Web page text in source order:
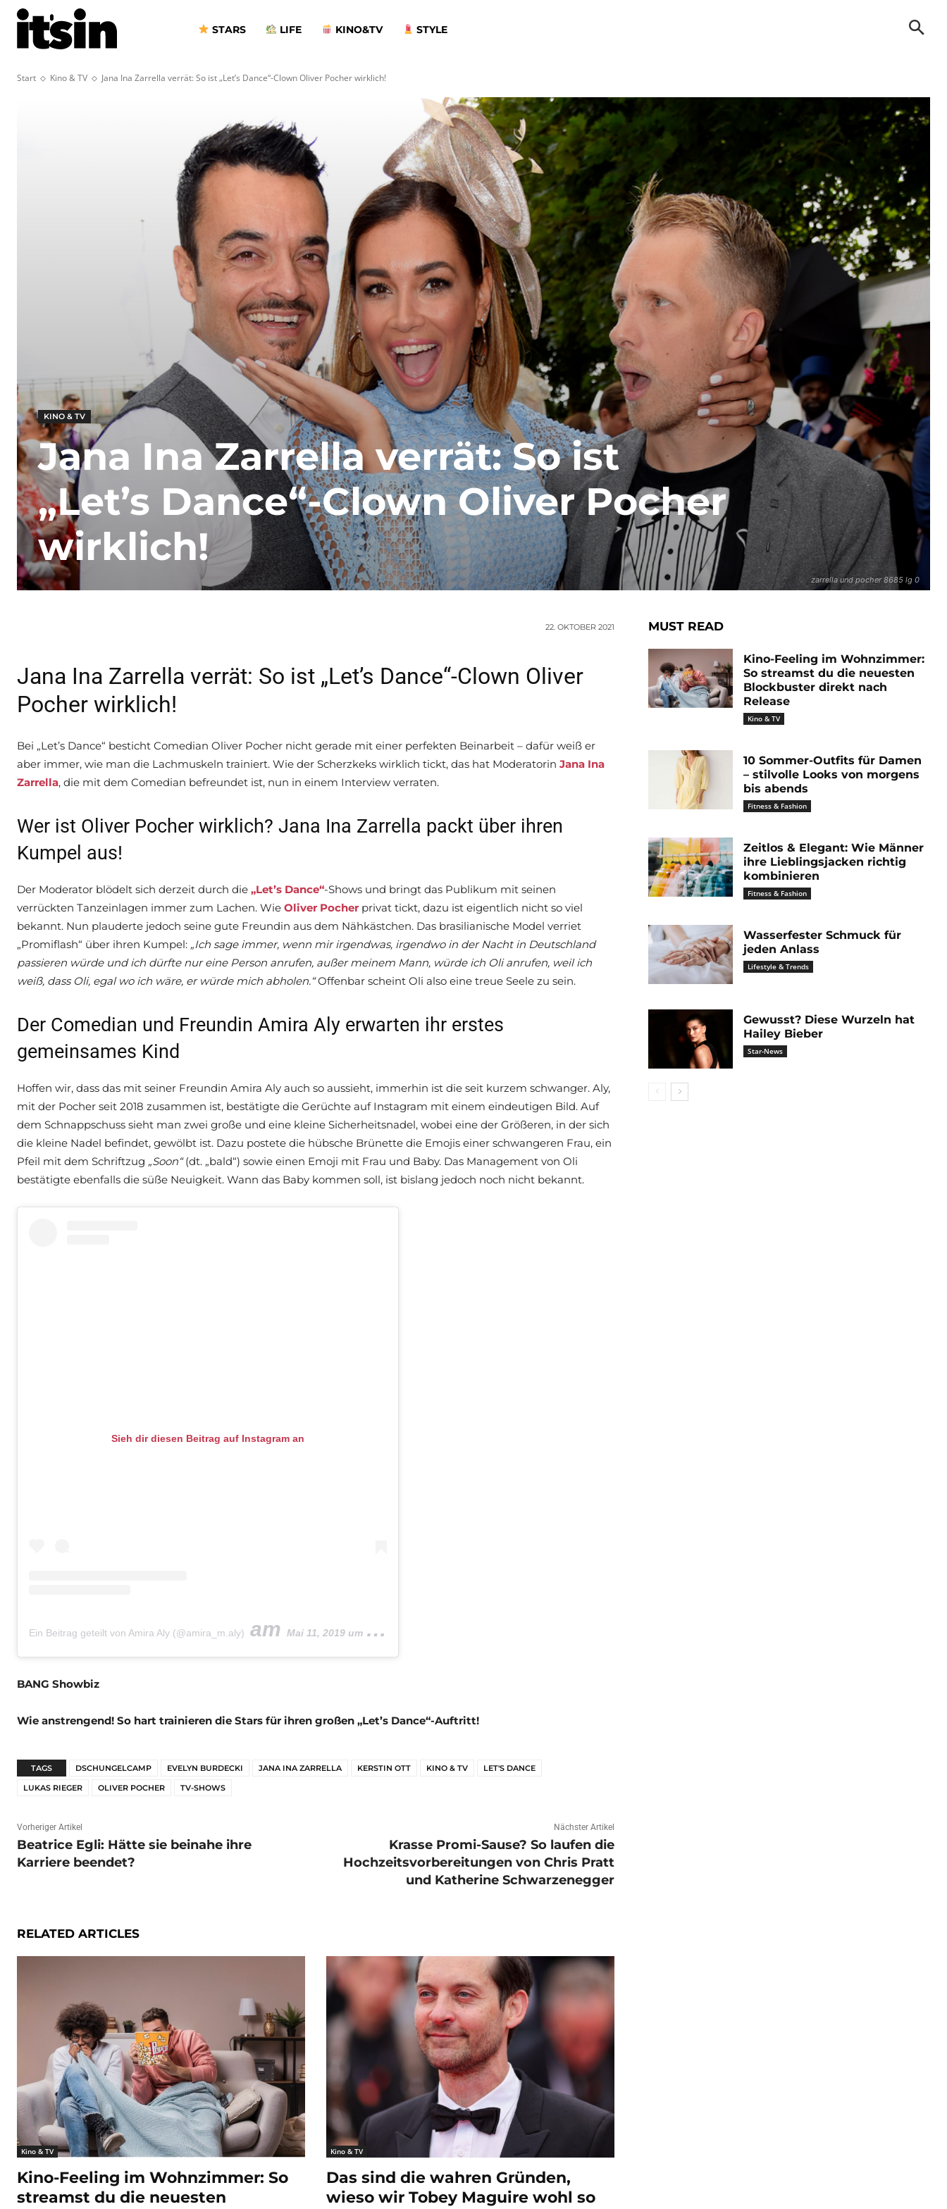
STARS LIFE KINO&TV STYLE
Start Kino & TV Jana Ina Zarrella verrät: So ist „Let’s Dance“-Clown Oliver Pocher wirklich!
zarrella und pocher 8685 lg 0
KINO & TV
Jana Ina Zarrella verrät: So ist
„Let’s Dance“-Clown Oliver Pocher
wirklich!
22. OKTOBER 2021
Jana Ina Zarrella verrät: So ist „Let’s Dance“-Clown Oliver
Pocher wirklich!
Bei „Let’s Dance“ besticht Comedian Oliver Pocher nicht gerade mit einer perfekten Beinarbeit – dafür weiß er
aber immer, wie man die Lachmuskeln trainiert. Wie der Scherzkeks wirklich tickt, das hat Moderatorin Jana Ina
Zarrella, die mit dem Comedian befreundet ist, nun in einem Interview verraten.
Wer ist Oliver Pocher wirklich? Jana Ina Zarrella packt über ihren
Kumpel aus!
Der Moderator blödelt sich derzeit durch die „Let’s Dance“-Shows und bringt das Publikum mit seinen
verrückten Tanzeinlagen immer zum Lachen. Wie Oliver Pocher privat tickt, dazu ist eigentlich nicht so viel
bekannt. Nun plauderte jedoch seine gute Freundin aus dem Nähkästchen. Das brasilianische Model verriet
„Promiflash“ über ihren Kumpel: „Ich sage immer, wenn mir irgendwas, irgendwo in der Nacht in Deutschland
passieren würde und ich dürfte nur eine Person anrufen, außer meinem Mann, würde ich Oli anrufen, weil ich
weiß, dass Oli, egal wo ich wäre, er würde mich abholen.“Offenbar scheint Oli also eine treue Seele zu sein.
Der Comedian und Freundin Amira Aly erwarten ihr erstes
gemeinsames Kind
Hoffen wir, dass das mit seiner Freundin Amira Aly auch so aussieht, immerhin ist die seit kurzem schwanger. Aly,
mit der Pocher seit 2018 zusammen ist, bestätigte die Gerüchte auf Instagram mit einem eindeutigen Bild. Auf
dem Schnappschuss sieht man zwei große und eine kleine Sicherheitsnadel, wobei eine der Größeren, in der sich
die kleine Nadel befindet, gewölbt ist. Dazu postete die hübsche Brünette die Emojis einer schwangeren Frau, ein
Pfeil mit dem Schriftzug „Soon“(dt. „bald“) sowie einen Emoji mit Frau und Baby. Das Management von Oli
bestätigte ebenfalls die süße Neuigkeit. Wann das Baby kommen soll, ist bislang jedoch noch nicht bekannt.
Sieh dir diesen Beitrag auf Instagram an
Ein Beitrag geteilt von Amira Aly (@amira_m.aly) am Mai 11, 2019 um 1:11 PDT
BANG Showbiz
Wie anstrengend! So hart trainieren die Stars für ihren großen „Let’s Dance“-Auftritt!
TAGS DSCHUNGELCAMP EVELYN BURDECKI JANA INA ZARRELLA KERSTIN OTT KINO & TV
LET'S DANCE
LUKAS RIEGER
OLIVER POCHER TV-SHOWS
Vorheriger Artikel
Beatrice Egli: Hätte sie beinahe ihre
Karriere beendet?
Nächster Artikel
Krasse Promi-Sause? So laufen die
Hochzeitsvorbereitungen von Chris Pratt
und Katherine Schwarzenegger
RELATED ARTICLES
Kino & TV
Kino-Feeling im Wohnzimmer: So
streamst du die neuesten
Kino & TV
Das sind die wahren Gründen,
wieso wir Tobey Maguire wohl so
MUST READ
Kino-Feeling im Wohnzimmer:
So streamst du die neuesten
Blockbuster direkt nach
Release
Kino & TV
10 Sommer-Outfits für Damen
– stilvolle Looks von morgens
bis abends
Fitness & Fashion
Zeitlos & Elegant: Wie Männer
ihre Lieblingsjacken richtig
kombinieren
Fitness & Fashion
Wasserfester Schmuck für
jeden Anlass
Lifestyle & Trends
Gewusst? Diese Wurzeln hat
Hailey Bieber
Star-News